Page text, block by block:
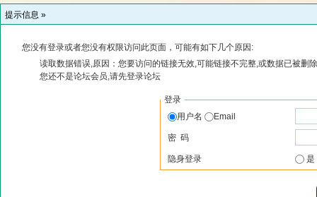
提示信息 »
您没有登录或者您没有权限访问此页面，可能有如下几个原因:
读取数据错误,原因：您要访问的链接无效,可能链接不完整,或数据已被删
您还不是论坛会员,请先登录论坛
登录
用户名
Email
密 码
隐身登录